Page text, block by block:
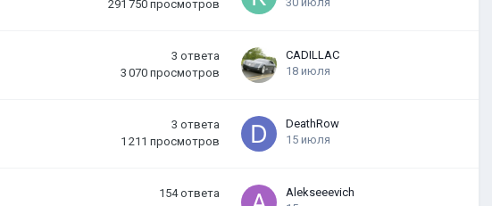
291 750 просмотров
3 ответа
3 070 просмотров
CADILLAC
18 июля
3 ответа
1 211 просмотров
DeathRow
15 июля
154 ответа
Alekseeevich